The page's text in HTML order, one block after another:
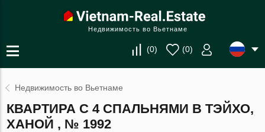
Недвижимость во Вьетнаме
(0) (0)
Недвижимость во Вьетнаме
КВАРТИРА С 4 СПАЛЬНЯМИ В ТЭЙХО,
ХАНОЙ , № 1992